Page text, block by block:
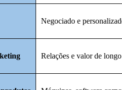
Negociado e
Relações e valor de